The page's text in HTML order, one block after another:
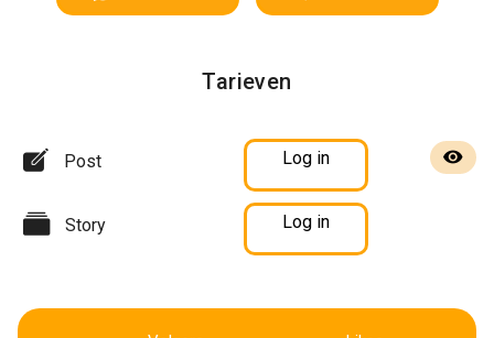
Tarieven
Post Log in
Story Log in